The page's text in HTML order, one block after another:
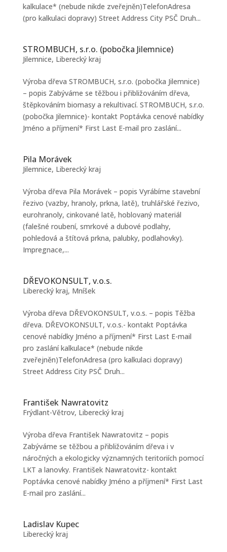
kalkulace* (nebude nikde zveřejněn)TelefonAdresa
(pro kalkulaci dopravy) Street Address City PSČ Druh...
STROMBUCH, s.r.o. (pobočka Jilemnice)
Jilemnice, Liberecký kraj
Výroba dřeva STROMBUCH, s.r.o. (pobočka Jilemnice)
– popis Zabýváme se těžbou i přibližováním dřeva,
štěpkováním biomasy a rekultivací. STROMBUCH, s.r.o.
(pobočka Jilemnice)- kontakt Poptávka cenové nabídky
Jméno a příjmení* First Last E-mail pro zaslání...
Pila Morávek
Jilemnice, Liberecký kraj
Výroba dřeva Pila Morávek – popis Vyrábíme stavební
řezivo (vazby, hranoly, prkna, latě), truhlářské řezivo,
eurohranoly, cinkované latě, hoblovaný materiál
(falešné roubení, smrkové a dubové podlahy,
pohledová a štítová prkna, palubky, podlahovky).
Impregnace,...
DŘEVOKONSULT, v.o.s.
Liberecký kraj, Mníšek
Výroba dřeva DŘEVOKONSULT, v.o.s. – popis Těžba
dřeva. DŘEVOKONSULT, v.o.s.- kontakt Poptávka
cenové nabídky Jméno a příjmení* First Last E-mail
pro zaslání kalkulace* (nebude nikde
zveřejněn)TelefonAdresa (pro kalkulaci dopravy)
Street Address City PSČ Druh...
František Nawratovitz
Frýdlant-Větrov, Liberecký kraj
Výroba dřeva František Nawratovitz – popis
Zabýváme se těžbou a přibližováním dřeva i v
náročných a ekologicky významných teritoriích pomocí
LKT a lanovky. František Nawratovitz- kontakt
Poptávka cenové nabídky Jméno a příjmení* First Last
E-mail pro zaslání...
Ladislav Kupec
Liberecký kraj